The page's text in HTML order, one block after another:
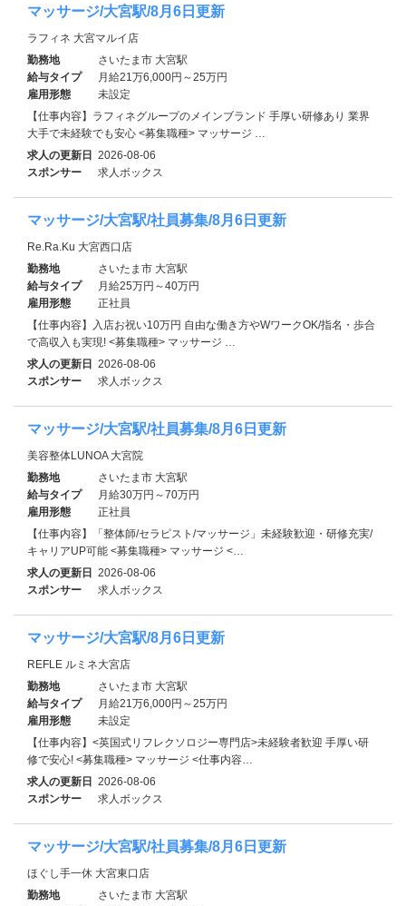
マッサージ/大宮駅/8月6日更新
ラフィネ 大宮マルイ店
勤務地
さいたま市 大宮駅
給与タイプ
月給21万6,000円～25万円
雇用形態
未設定
【仕事内容】ラフィネグループのメインブランド 手厚い研修あり 業界
大手で未経験でも安心 <募集職種> マッサージ …
求人の更新日 2026-08-06
スポンサー
求人ボックス
マッサージ/大宮駅/社員募集/8月6日更新
Re.Ra.Ku 大宮西口店
勤務地
さいたま市 大宮駅
給与タイプ
月給25万円～40万円
雇用形態
正社員
【仕事内容】入店お祝い10万円 自由な働き方やWワークOK/指名・歩合
で高収入も実現! <募集職種> マッサージ …
求人の更新日 2026-08-06
スポンサー
求人ボックス
マッサージ/大宮駅/社員募集/8月6日更新
美容整体LUNOA 大宮院
勤務地
さいたま市 大宮駅
給与タイプ
月給30万円～70万円
雇用形態
正社員
【仕事内容】「整体師/セラピスト/マッサージ」未経験歓迎・研修充実/
キャリアUP可能 <募集職種> マッサージ <…
求人の更新日 2026-08-06
スポンサー
求人ボックス
マッサージ/大宮駅/8月6日更新
REFLE ルミネ大宮店
勤務地
さいたま市 大宮駅
給与タイプ
月給21万6,000円～25万円
雇用形態
未設定
【仕事内容】<英国式リフレクソロジー専門店>未経験者歓迎 手厚い研
修で安心! <募集職種> マッサージ <仕事内容…
求人の更新日 2026-08-06
スポンサー
求人ボックス
マッサージ/大宮駅/社員募集/8月6日更新
ほぐし手一休 大宮東口店
勤務地
さいたま市 大宮駅